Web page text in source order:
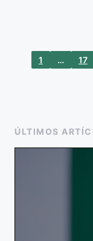
1
… 17
ÚLTIMOS